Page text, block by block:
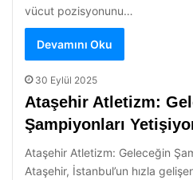
vücut pozisyonunu…
Devamını Oku
30 Eylül 2025
Ataşehir Atletizm:
Şampiyonları
Ataşehir Atletizm: Geleceğin
Ataşehir, İstanbul’un hızla